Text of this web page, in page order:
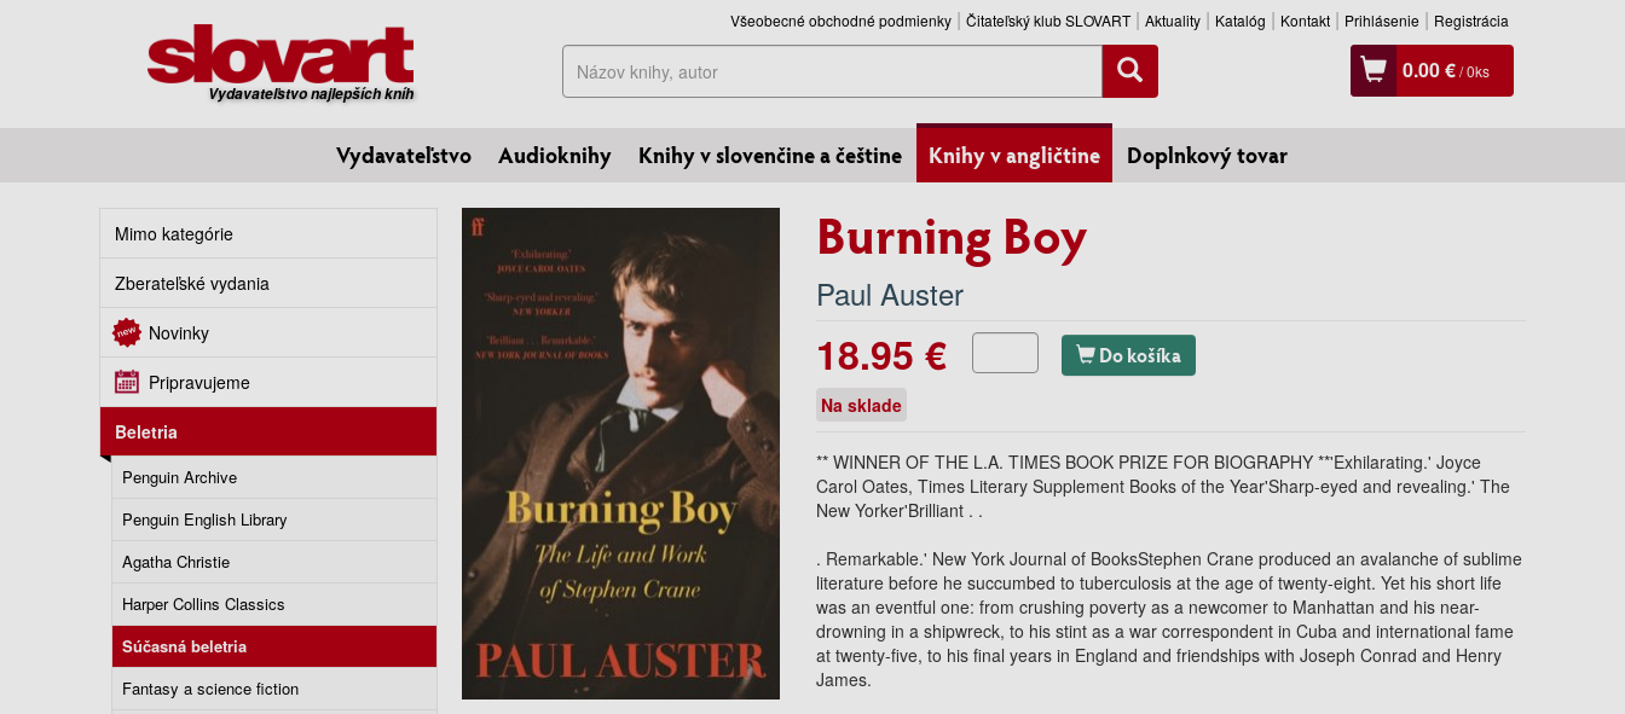
Vydavateľstvo najlepších kníh
Všeobecné obchodné podmienky Čitateľský klub SLOVART Aktuality Katalóg Kontakt Prihlásenie Registrácia
Hľadať 0.00 €/0ks
Vydavateľstvo Audioknihy Knihy v slovenčine a češtine Knihy v angličtine Doplnkový tovar
Mimo kategórie
Zberateľské vydania
Novinky
Pripravujeme
Beletria
Penguin Archive
Penguin English Library
Agatha Christie
Harper Collins Classics
Súčasná beletria
Fantasy a science fiction
Burning Boy
Paul Auster
18.95 € Do košíka
Na sklade
** WINNER OF THE L.A. TIMES BOOK PRIZE FOR BIOGRAPHY **'Exhilarating.' Joyce
Carol Oates, Times Literary Supplement Books of the Year'Sharp-eyed and revealing.' The
New Yorker'Brilliant . .
. Remarkable.' New York Journal of BooksStephen Crane produced an avalanche of sublime
literature before he succumbed to tuberculosis at the age of twenty-eight. Yet his short life
was an eventful one: from crushing poverty as a newcomer to Manhattan and his near-
drowning in a shipwreck, to his stint as a war correspondent in Cuba and international fame
at twenty-five, to his final years in England and friendships with Joseph Conrad and Henry
James.